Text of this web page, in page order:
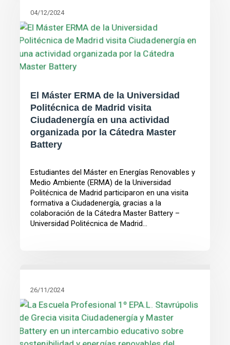
04/12/2024
El Máster ERMA de la Universidad
Politécnica de Madrid visita
Ciudadenergía en una actividad
organizada por la Cátedra Master
Battery
Estudiantes del Máster en Energías Renovables y
Medio Ambiente (ERMA) de la Universidad
Politécnica de Madrid participaron en una visita
formativa a Ciudadenergía, gracias a la
colaboración de la Cátedra Master Battery –
Universidad Politécnica de Madrid...
26/11/2024